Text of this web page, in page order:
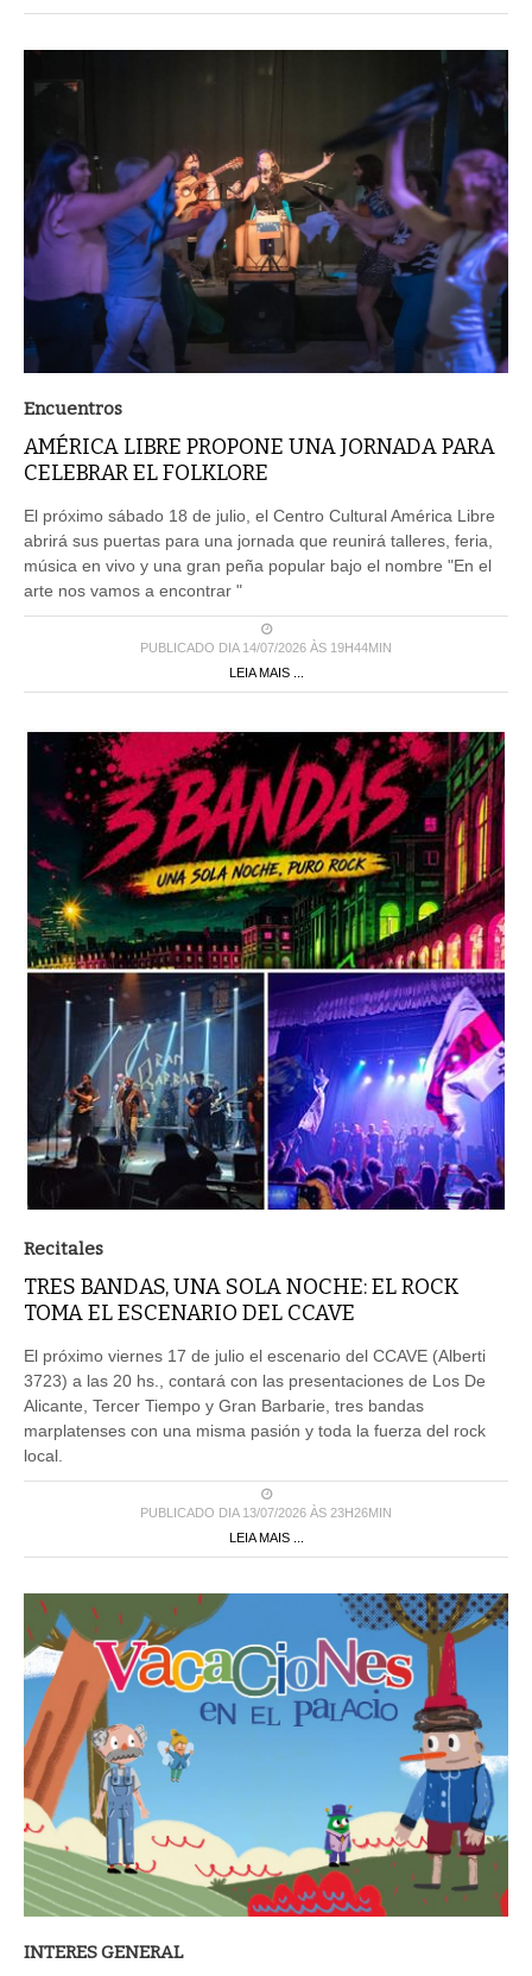
Encuentros
AMÉRICA LIBRE PROPONE UNA JORNADA PARA
CELEBRAR EL FOLKLORE
El próximo sábado 18 de julio, el Centro Cultural América Libre
abrirá sus puertas para una jornada que reunirá talleres, feria,
música en vivo y una gran peña popular bajo el nombre "En el
arte nos vamos a encontrar "
PUBLICADO DIA 14/07/2026 ÀS 19H44MIN
LEIA MAIS ...
Recitales
TRES BANDAS, UNA SOLA NOCHE: EL ROCK
TOMA EL ESCENARIO DEL CCAVE
El próximo viernes 17 de julio el escenario del CCAVE (Alberti
3723) a las 20 hs., contará con las presentaciones de Los De
Alicante, Tercer Tiempo y Gran Barbarie, tres bandas
marplatenses con una misma pasión y toda la fuerza del rock
local.
PUBLICADO DIA 13/07/2026 ÀS 23H26MIN
LEIA MAIS ...
INTERES GENERAL